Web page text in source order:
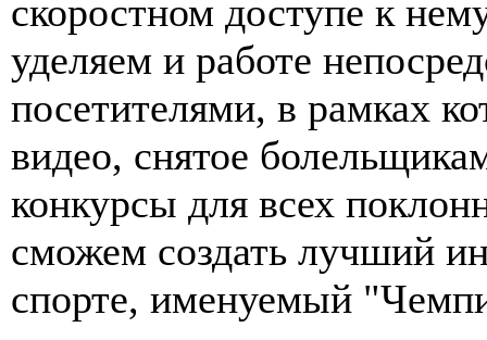
скоростном доступе к
уделяем и работе
посетителями, в рамках
видео, снятое
конкурсы для всех
сможем создать лучший
спорте, именуемый